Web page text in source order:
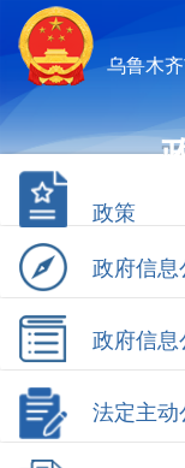
乌鲁木
政策
政府信
政府信
法定主